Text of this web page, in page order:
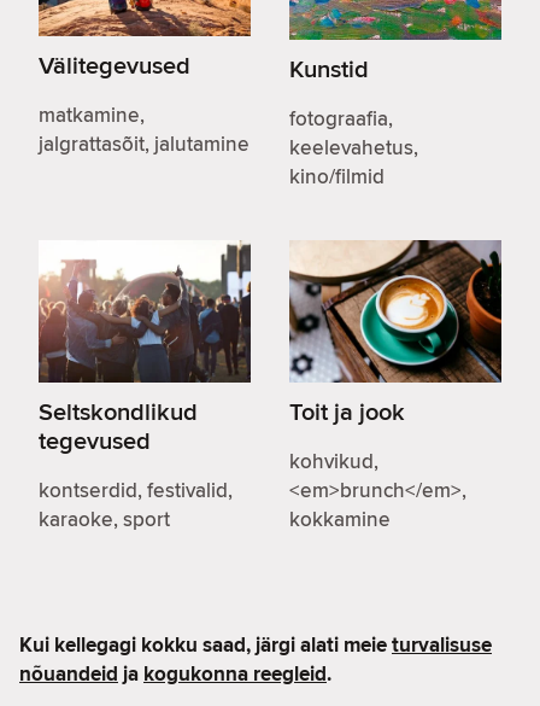
Välitegevused
matkamine,
jalgrattasõit, jalutamine
Kunstid
fotograafia,
keelevahetus,
kino/filmid
Seltskondlikud
tegevused
kontserdid, festivalid,
karaoke, sport
Toit ja jook
kohvikud,
<em>brunch</em>,
kokkamine
Kui kellegagi kokku saad, järgi alati meieturvalisuse
nõuandeid ja kogukonna reegleid.